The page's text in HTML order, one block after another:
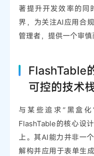
著提升开发效率的同
界，为关注AI应用合
管理者，提供一个审慎
FlashTable
可控的技术
与某些追求“黑盒化
FlashTable的核心设
上。其AI能力并非一
解构并应用于表单生